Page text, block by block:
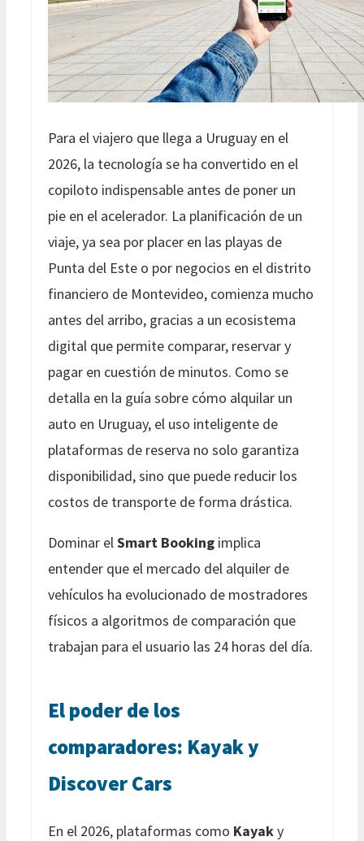
Para el viajero que llega a Uruguay en el
2026, la tecnología se ha convertido en el
copiloto indispensable antes de poner un
pie en el acelerador. La planificación de un
viaje, ya sea por placer en las playas de
Punta del Este o por negocios en el distrito
financiero de Montevideo, comienza mucho
antes del arribo, gracias a un ecosistema
digital que permite comparar, reservar y
pagar en cuestión de minutos. Como se
detalla en la guía sobre cómo alquilar un
auto en Uruguay, el uso inteligente de
plataformas de reserva no solo garantiza
disponibilidad, sino que puede reducir los
costos de transporte de forma drástica.
Dominar elSmart Booking implica
entender que el mercado del alquiler de
vehículos ha evolucionado de mostradores
físicos a algoritmos de comparación que
trabajan para el usuario las 24 horas del día.
El poder de los
comparadores: Kayak y
Discover Cars
En el 2026, plataformas como Kayaky